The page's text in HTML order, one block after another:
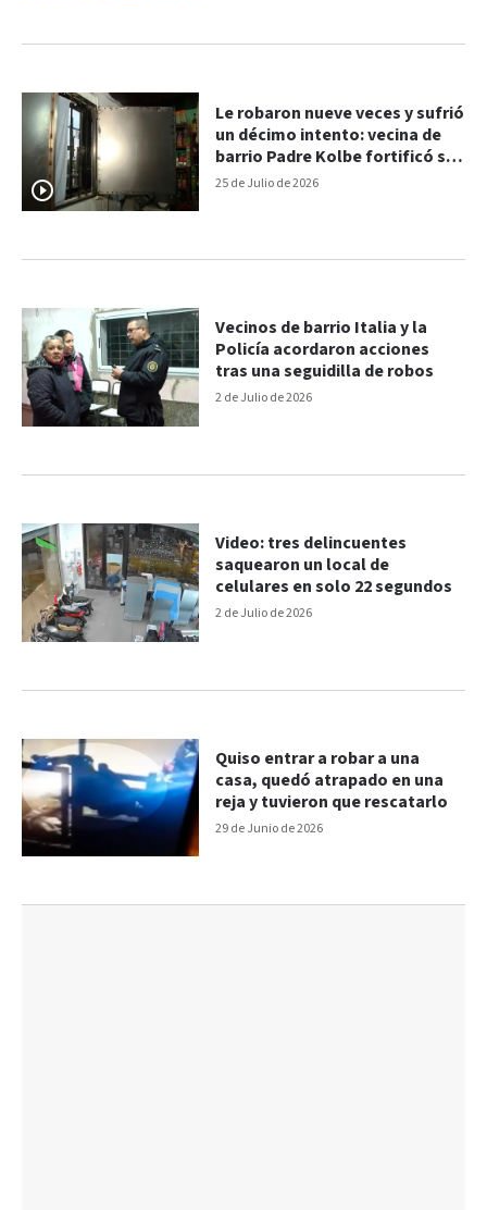
25 de Julio de 2026
Le robaron nueve veces y sufrió
un décimo intento: vecina de
barrio Padre Kolbe fortificó su
casa y exige medidas
2 de Julio de 2026
Vecinos de barrio Italia y la
Policía acordaron acciones
tras una seguidilla de robos
2 de Julio de 2026
Video: tres delincuentes
saquearon un local de
celulares en solo 22 segundos
29 de Junio de 2026
Quiso entrar a robar a una
casa, quedó atrapado en una
reja y tuvieron que rescatarlo